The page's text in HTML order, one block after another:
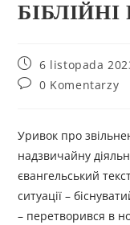
6 listopada
0 Komentarzy
Уривок про
надзвичайну
євангельський
ситуації –
– перетворився в